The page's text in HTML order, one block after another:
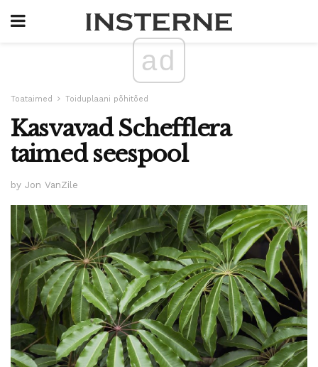
ad
Toataimed Toiduplaani põhitõed
Kasvavad Schefflera
taimed seespool
by Jon VanZile